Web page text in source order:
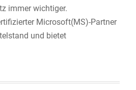
immer wichtiger.
Microsoft(MS)-Partner
und bietet